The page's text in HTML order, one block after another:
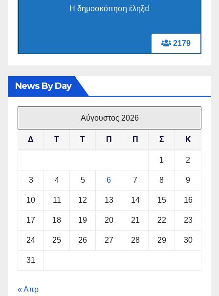
2179
Η δημοσκόπηση έληξε!
News By Day
Αύγουστος 2026
Δ Τ Τ Π Π Σ Κ
1 2
3 4 5 6 7 8 9
10 11 12 13 14 15 16
17 18 19 20 21 22 23
24 25 26 27 28 29 30
31
« Απρ